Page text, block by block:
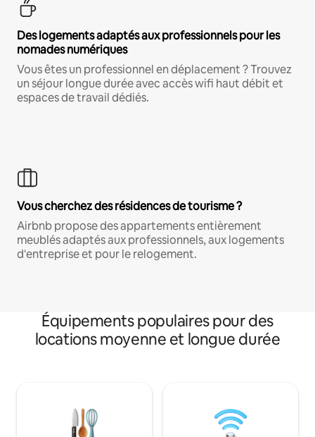
Des logements adaptés aux professionnels pour les
nomades numériques
Vous êtes un professionnel en déplacement ? Trouvez
un séjour longue durée avec accès wifi haut débit et
espaces de travail dédiés.
Vous cherchez des résidences de tourisme ?
Airbnb propose des appartements entièrement
meublés adaptés aux professionnels, aux logements
d'entreprise et pour le relogement.
Équipements populaires pour des
locations moyenne et longue durée